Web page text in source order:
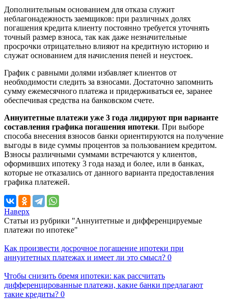
Дополнительным основанием для отказа служит
неблагонадежность заемщиков: при различных долях
погашения кредита клиенту постоянно требуется уточнять
точный размер взноса, так как даже незначительные
просрочки отрицательно влияют на кредитную историю и
служат основанием для начисления пеней и неустоек.
График с равными долями избавляет клиентов от
необходимости следить за взносами. Достаточно запомнить
сумму ежемесячного платежа и придерживаться ее, заранее
обеспечивая средства на банковском счете.
Аннуитетные платежи уже 3 года лидируют при варианте
составления графика погашения ипотеки. При выборе
способа внесения взносов банки ориентируются на получение
выгоды в виде суммы процентов за пользованием кредитом.
Взносы различными суммами встречаются у клиентов,
оформивших ипотеку 3 года назад и более, или в банках,
которые не отказались от данного варианта предоставления
графика платежей.
Наверх
Статьи из рубрики "Аннуитетные и дифференцируемые
платежи по ипотеке"
Как произвести досрочное погашение ипотеки при
аннуитетных платежах и имеет ли это смысл? 0
Чтобы снизить бремя ипотеки: как рассчитать
дифференцированные платежи, какие банки предлагают
такие кредиты? 0